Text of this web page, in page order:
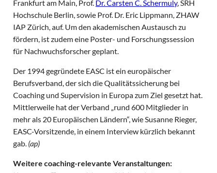
Frankfurt am Main, Prof. Dr. Carsten C. Schermuly, SRH
Hochschule Berlin, sowie Prof. Dr. Eric Lippmann, ZHAW
IAP Zürich, auf. Um den akademischen Austausch zu
fördern, ist zudem eine Poster- und Forschungssession
für Nachwuchsforscher geplant.
Der 1994 gegründete EASC ist ein europäischer
Berufsverband, der sich die Qualitätssicherung bei
Coaching und Supervision in Europa zum Ziel gesetzt hat.
Mittlerweile hat der Verband „rund 600 Mitglieder in
mehr als 20 Europäischen Ländern“, wie Susanne Rieger,
EASC-Vorsitzende, in einem Interview kürzlich bekannt
gab. (ap)
Weitere coaching-relevante Veranstaltungen: